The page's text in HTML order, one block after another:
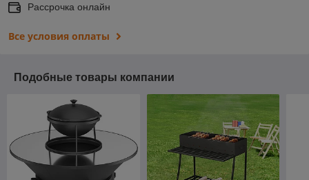
Рассрочка онлайн
Все условия оплаты
Подобные товары компании